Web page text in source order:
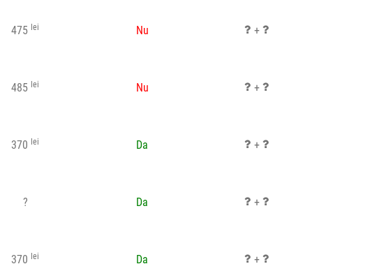
475 lei Nu +
485 lei Nu +
370 lei Da +
? Da +
370 lei Da +